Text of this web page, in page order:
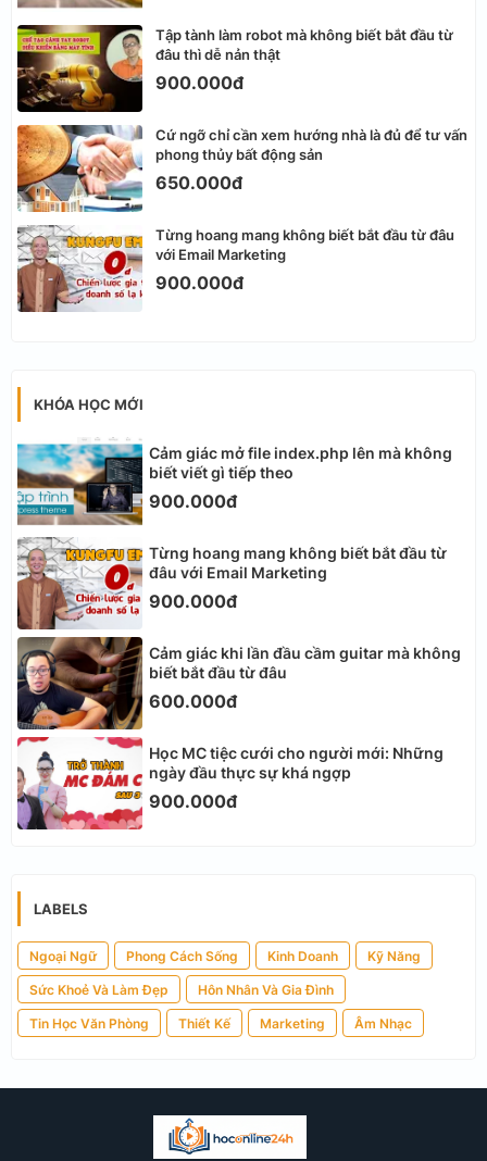
Tập tành làm robot mà không biết bắt đầu từ
đâu thì dễ nản thật
900.000đ
Cứ ngỡ chỉ cần xem hướng nhà là đủ để tư vấn
phong thủy bất động sản
650.000đ
Từng hoang mang không biết bắt đầu từ đâu
với Email Marketing
900.000đ
KHÓA HỌC MỚI
Cảm giác mở file index.php lên mà không
biết viết gì tiếp theo
900.000đ
Từng hoang mang không biết bắt đầu từ
đâu với Email Marketing
900.000đ
Cảm giác khi lần đầu cầm guitar mà không
biết bắt đầu từ đâu
600.000đ
Học MC tiệc cưới cho người mới: Những
ngày đầu thực sự khá ngợp
900.000đ
LABELS
Ngoại Ngữ Phong Cách Sống Kinh Doanh Kỹ Năng
Sức Khoẻ Và Làm Đẹp Hôn Nhân Và Gia Đình
Tin Học Văn Phòng Thiết Kế Marketing Âm Nhạc